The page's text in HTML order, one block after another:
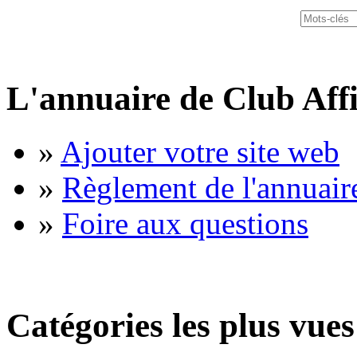
L'annuaire de Club
» Ajouter votre site web
» Règlement de
» Foire aux questions
Catégories les plus vues